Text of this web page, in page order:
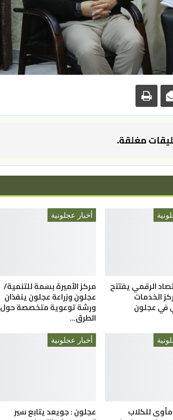
مغلقة.
الرقمي يفتتح
الخدمات
في عجلون
أخبار عجلونية
مركز الأميرة بسمة للتنمية/
عجلون وزراعة عجلون ينفذان
ورشة توعوية متخصصة حول
الطرق…
للكلاب
أخبار عجلونية
عجلون : جويعد يتابع سير